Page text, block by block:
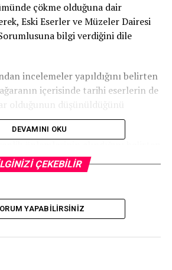
çökme olduğuna dair
Eski Eserler ve Müzeler Dairesi
bilgi verdiğini dile
incelemeler yapıldığını belirten
içerisinde tarihi eserlerin de
olduğunun düşünüldüğünü
kazı çalışmalarına
ekledi.
DEVAMINI OKU
ÇEKEBİLİR
YAPABILIRSINIZ